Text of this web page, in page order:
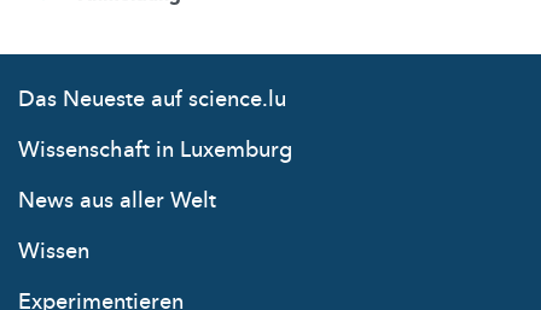
Das Neueste auf science.lu
Wissenschaft in Luxemburg
News aus aller Welt
Wissen
Experimentieren